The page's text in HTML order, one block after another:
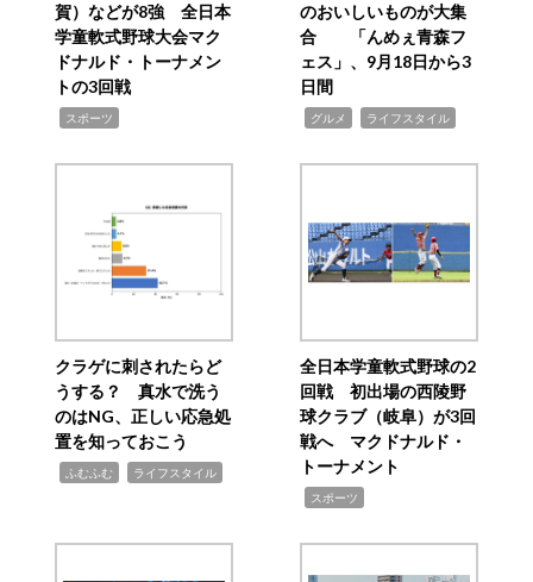
賀）などが8強 全日本
学童軟式野球大会マク
ドナルド・トーナメン
トの3回戦
スポーツ
のおいしいものが大集
合 「んめぇ青森フ
ェス」、9月18日から3
日間
グルメ ライフスタイル
クラゲに刺されたらど
うする？ 真水で洗う
のはNG、正しい応急処
置を知っておこう
ふむふむ ライフスタイル
全日本学童軟式野球の2
回戦 初出場の西陵野
球クラブ（岐阜）が3回
戦へ マクドナルド・
トーナメント
スポーツ